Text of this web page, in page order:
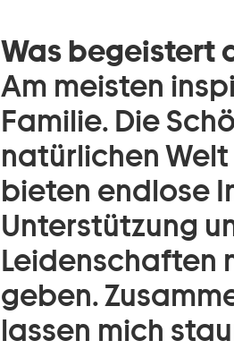
Was begeistert
Am meisten
Familie. Die
natürlichen
bieten endlose
Unterstützung
Leidenschaften
geben.
lassen mich